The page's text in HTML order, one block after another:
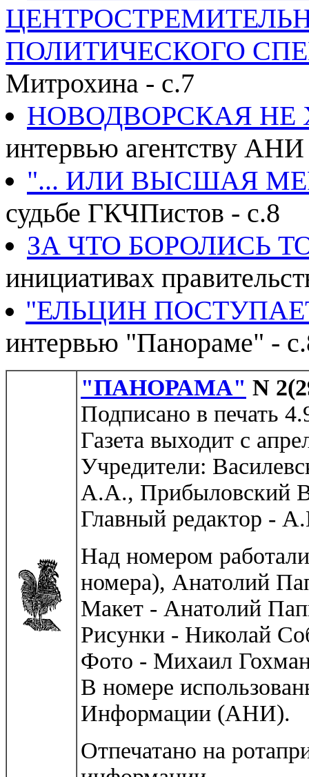
ПОЛИТИЧЕСКОГО
Митрохина - с.7
НОВОДВОРСКАЯ НЕ
интервью агентству
"... ИЛИ ВЫСШАЯ
судьбе ГКЧПистов - с.8
ЗА ЧТО БОРОЛИСЬ
инициативах
"ЕЛЬЦИН
интервью "Панораме" -
"ПАНОРАМА" N
Подписано в печать
Газета выходит с
Учредители:
А.А., Прибыловский
Главный редактор -
Над номером
номера), Анатолий
Макет - Анатолий
Рисунки - Николай
Фото - Михаил
В номере
Информации (АНИ).
Отпечатано на